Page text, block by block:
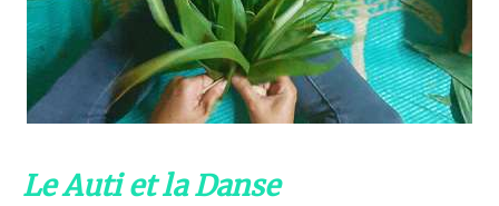
Le Auti et la Danse